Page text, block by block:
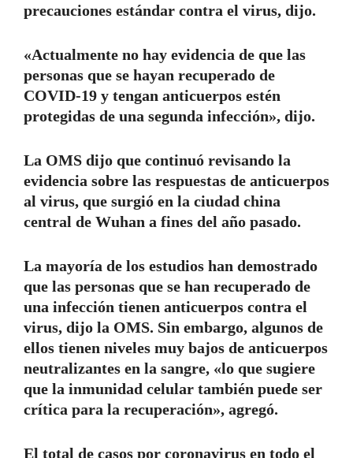
precauciones estándar contra el virus, dijo.
«Actualmente no hay evidencia de que las
personas que se hayan recuperado de
COVID-19 y tengan anticuerpos estén
protegidas de una segunda infección», dijo.
La OMS dijo que continuó revisando la
evidencia sobre las respuestas de anticuerpos
al virus, que surgió en la ciudad china
central de Wuhan a fines del año pasado.
La mayoría de los estudios han demostrado
que las personas que se han recuperado de
una infección tienen anticuerpos contra el
virus, dijo la OMS. Sin embargo, algunos de
ellos tienen niveles muy bajos de anticuerpos
neutralizantes en la sangre, «lo que sugiere
que la inmunidad celular también puede ser
crítica para la recuperación», agregó.
El total de casos por coronavirus en todo el